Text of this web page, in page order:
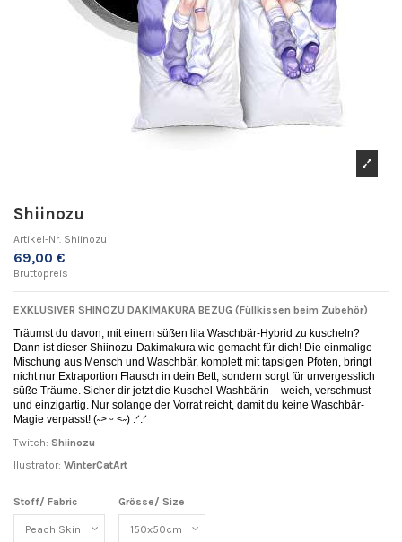
Shiinozu
Artikel-Nr. Shiinozu
69,00 €
Bruttopreis
EXKLUSIVER SHINOZU DAKIMAKURA BEZUG (Füllkissen beim Zubehör)
Träumst du davon, mit einem süßen lila Waschbär-Hybrid zu kuscheln?
Dann ist dieser Shiinozu-Dakimakura wie gemacht für dich! Die einmalige
Mischung aus Mensch und Waschbär, komplett mit tapsigen Pfoten, bringt
nicht nur Extraportion Flausch in dein Bett, sondern sorgt für unvergesslich
süße Träume. Sicher dir jetzt die Kuschel-Washbärin – weich, verschmust
und einzigartig. Nur solange der Vorrat reicht, damit du keine Waschbär-
Magie verpasst! (˶˃ ᵕ ˂˶) .ᐟ.ᐟ
Twitch: Shiinozu
Ilustrator: WinterCatArt
Stoff/ Fabric Grösse/ Size